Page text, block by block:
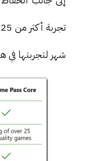
شهر لتجربتها في